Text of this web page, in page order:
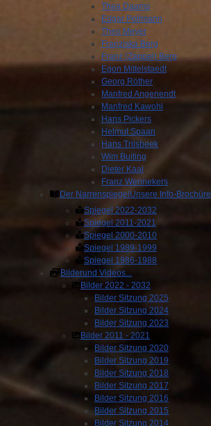
Thea Daams
Edgar Pollmann
Theo Meyer
Franziska Berg
Franz (Zappel) Berg
Egon Mittelstaedt
Georg Röther
Manfred Angenendt
Manfred Kawohl
Hans Pickers
Helmut Spaan
Hans Trilsbeek
Wim Buiting
Dieter Kaal
Franz Wennekers
Der Narrenspiegel Unsere Info-Brochüre
Spiegel 2022-2032
Spiegel 2011-2021
Spiegel 2000-2010
Spiegel 1989-1999
Spiegel 1986-1988
Bilderund Videos...
Bilder 2022 - 2032
Bilder Sitzung 2025
Bilder Sitzung 2024
Bilder Sitzung 2023
Bilder 2011 - 2021
Bilder Sitzung 2020
Bilder Sitzung 2019
Bilder Sitzung 2018
Bilder Sitzung 2017
Bilder Sitzung 2016
Bilder Sitzung 2015
Bilder Sitzung 2014